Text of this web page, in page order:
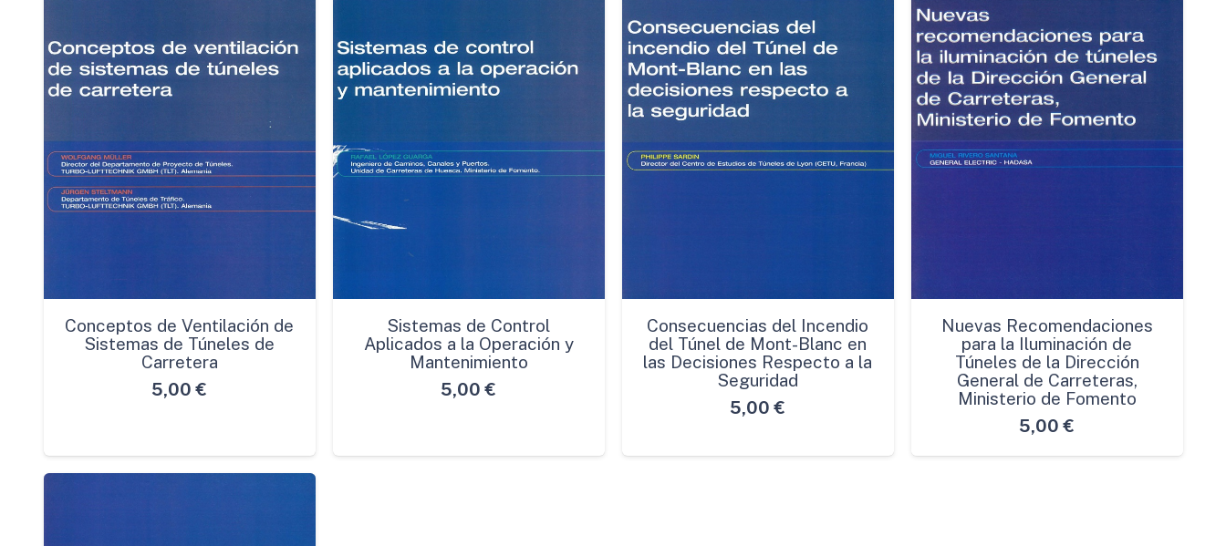
Conceptos de Ventilación de
Sistemas de Túneles de
Carretera
5,00 €
Sistemas de Control
Aplicados a la Operación y
Mantenimiento
5,00 €
Consecuencias del Incendio
del Túnel de Mont-Blanc en
las Decisiones Respecto a la
Seguridad
5,00 €
Nuevas Recomendaciones
para la Iluminación de
Túneles de la Dirección
General de Carreteras,
Ministerio de Fomento
5,00 €